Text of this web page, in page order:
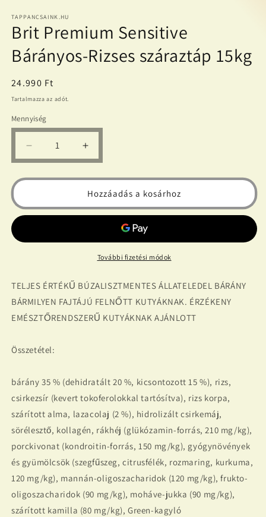
megnyitása
a
modális
TAPPANCSAINK.HU
Brit Premium Sensitive
Bárányos-Rizses száraztáp 15kg
Normál
ár
24.990 Ft
Tartalmazza az adót.
Mennyiség
Premium
Sensitive
száraztáp
Brit
Premium
Sensitive
Bárányos-
Rizses
száraztáp
mennyiségének
Hozzáadás a kosárhoz
További fizetési módok
TELJES ÉRTÉKŰ BÚZALISZTMENTES ÁLLATELEDEL BÁRÁNY
BÁRMILYEN FAJTÁJÚ FELNŐTT KUTYÁKNAK. ÉRZÉKENY
EMÉSZTŐRENDSZERŰ KUTYÁKNAK AJÁNLOTT
Összetétel:
bárány 35 % (dehidratált 20 %, kicsontozott 15 %), rizs,
csirkezsír (kevert tokoferolokkal tartósítva), rizs korpa,
szárított alma, lazacolaj (2 %), hidrolizált csirkemáj,
sörélesztő, kollagén, rákhéj (glükózamin-forrás, 210 mg/kg),
porckivonat (kondroitin-forrás, 150 mg/kg), gyógynövények
és gyümölcsök (szegfűszeg, citrusfélék, rozmaring, kurkuma,
120 mg/kg), mannán-oligoszacharidok (120 mg/kg), frukto-
oligoszacharidok (90 mg/kg), moháve-jukka (90 mg/kg),
szárított kamilla (80 mg/kg), Green-kagyló